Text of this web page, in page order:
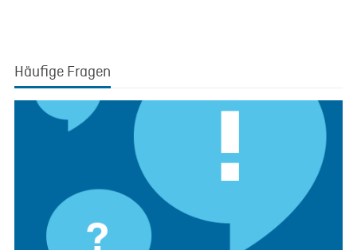
Häufige Fragen